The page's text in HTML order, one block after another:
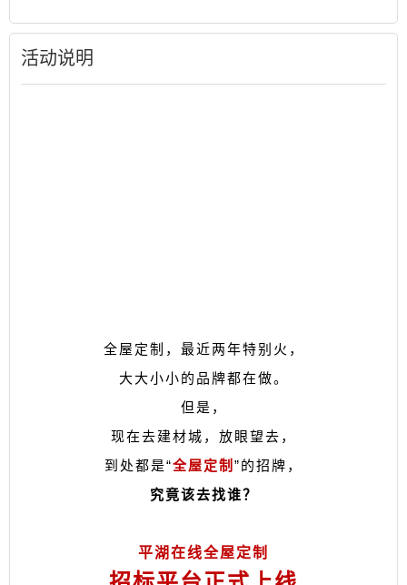
活动说明
全屋定制，最近两年特别火，
大大小小的品牌都在做。
但是，
现在去建材城，放眼望去，
到处都是“全屋定制 ”的招牌，
究竟该去找谁？
平湖在线全屋定制